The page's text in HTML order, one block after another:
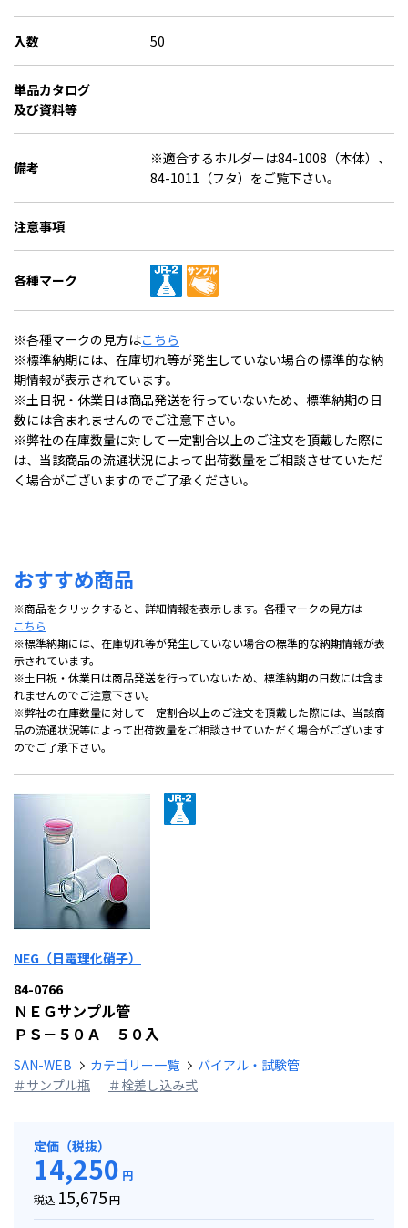
入数 50
単品カタログ
及び資料等
備考
※適合するホルダーは84-1008（本体）、
84-1011（フタ）をご覧下さい。
注意事項
各種マーク
※各種マークの見方はこちら
※標準納期には、在庫切れ等が発生していない場合の標準的な納
期情報が表示されています。
※土日祝・休業日は商品発送を行っていないため、標準納期の日
数には含まれませんのでご注意下さい。
※弊社の在庫数量に対して一定割合以上のご注文を頂戴した際に
は、当該商品の流通状況によって出荷数量をご相談させていただ
く場合がございますのでご了承ください。
おすすめ商品
※商品をクリックすると、詳細情報を表示します。各種マークの見方は
こちら
※標準納期には、在庫切れ等が発生していない場合の標準的な納期情報が表
示されています。
※土日祝・休業日は商品発送を行っていないため、標準納期の日数には含ま
れませんのでご注意下さい。
※弊社の在庫数量に対して一定割合以上のご注文を頂戴した際には、当該商
品の流通状況等によって出荷数量をご相談させていただく場合がございます
のでご了承下さい。
NEG（日電理化硝子）
84-0766
ＮＥＧサンプル管
ＰＳ－５０Ａ ５０入
SAN-WEB カテゴリー一覧
バイアル・試験管
＃サンプル瓶
＃栓差し込み式
定価（税抜）
14,250 円
税込 15,675円